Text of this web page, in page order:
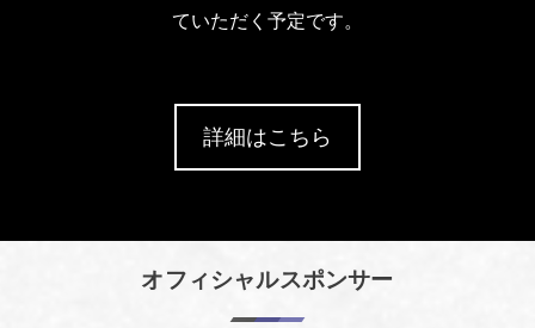
ていただく予定です。
詳細はこちら
オフィシャルスポンサー